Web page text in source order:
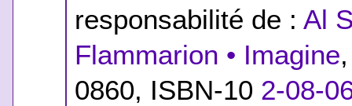
responsabilité de :Al
Flammarion • Imagine
0860, ISBN-10 2-08-